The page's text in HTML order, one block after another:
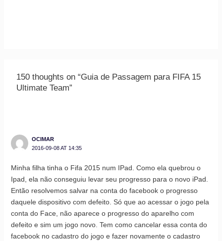
150 thoughts on “Guia de Passagem para FIFA 15
Ultimate Team”
OCIMAR
2016-09-08 AT 14:35
Minha filha tinha o Fifa 2015 num IPad. Como ela quebrou o
Ipad, ela não conseguiu levar seu progresso para o novo iPad.
Então resolvemos salvar na conta do facebook o progresso
daquele dispositivo com defeito. Só que ao acessar o jogo pela
conta do Face, não aparece o progresso do aparelho com
defeito e sim um jogo novo. Tem como cancelar essa conta do
facebook no cadastro do jogo e fazer novamente o cadastro